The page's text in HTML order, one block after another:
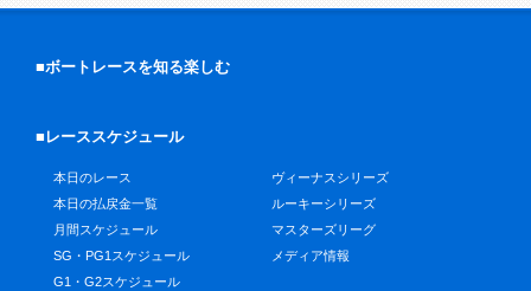
■ボートレースを知る楽しむ
■レーススケジュール
本日のレース
本日の払戻金一覧
月間スケジュール
SG・PG1スケジュール
G1・G2スケジュール
ヴィーナスシリーズ
ルーキーシリーズ
マスターズリーグ
メディア情報